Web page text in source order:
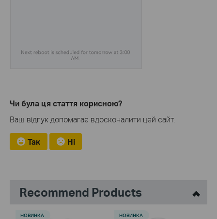
Чи була ця стаття корисною?
Ваш відгук допомагає вдосконалити цей сайт.
Так Ні
Recommend Products
НОВИНКА НОВИНКА